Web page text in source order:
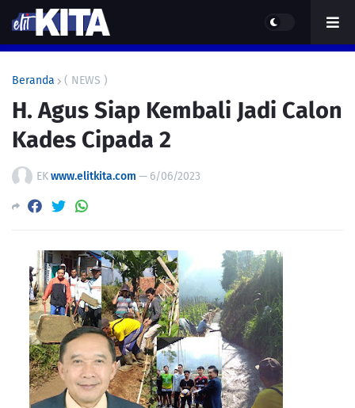
Beranda ( NEWS )
H. Agus Siap Kembali Jadi Calon
Kades Cipada 2
EKwww.elitkita.com — 6/06/2023